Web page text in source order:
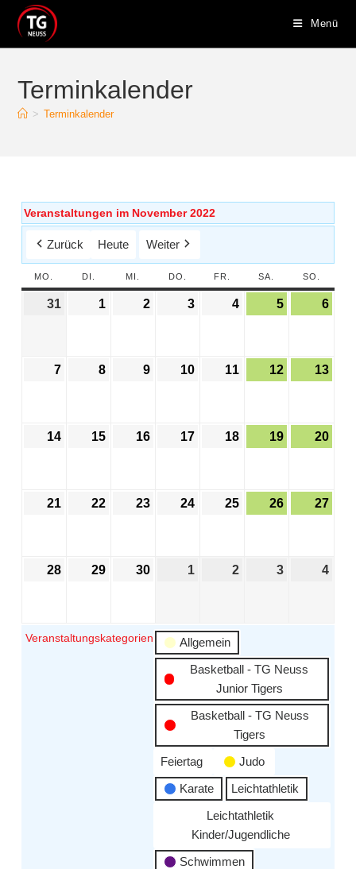
Menü
Terminkalender
> Terminkalender
Veranstaltungen im November 2022
Zurück Heute Weiter
MO. DI. MI. DO. FR. SA. SO.
31 1 2 3 4 5 6
7 8 9 10 11 12 13
14 15 16 17 18 19 20
21 22 23 24 25 26 27
28 29 30 1 2 3 4
Veranstaltungskategorien
Allgemein
Basketball - TG Neuss
Junior Tigers
Basketball - TG Neuss
Tigers
Feiertag
Judo
Karate
Leichtathletik
Leichtathletik
Kinder/Jugendliche
Schwimmen